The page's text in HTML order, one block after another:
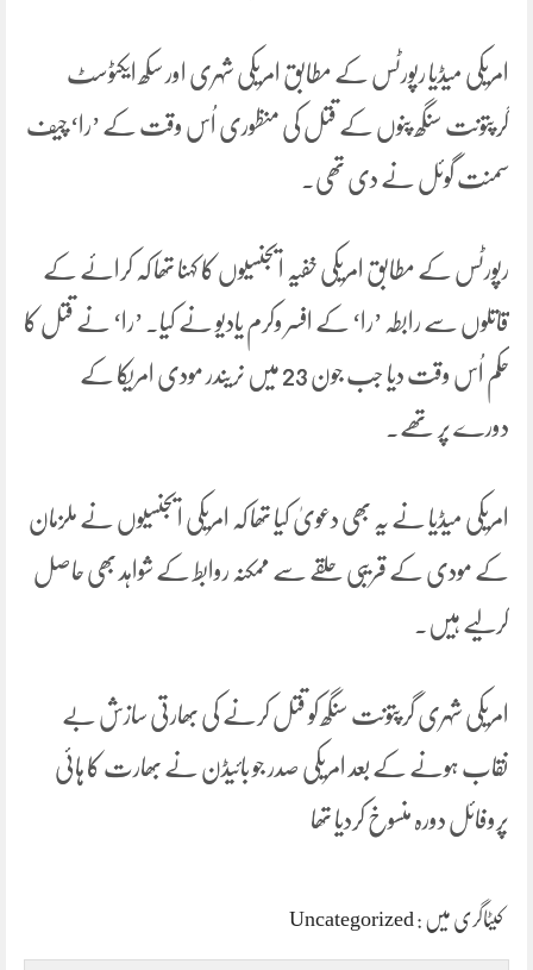
امریکی میڈیا رپورٹس کے مطابق امریکی شہری اور سکھ ایکٹوسٹ
گرپتونت سنگھ پنوں کے قتل کی منظوری اُس وقت کے ’را‘ چیف
سمنت گوئل نے دی تھی۔
رپورٹس کے مطابق امریکی خفیہ ایجنسیوں کا کہنا تھا کہ کرائے کے
قاتلوں سے رابطہ ’را‘ کے افسر وکرم یادیو نے کیا۔ ’را‘ نے قتل کا
حکم اُس وقت دیا جب جون 23 میں نریندر مودی امریکا کے
دورے پر تھے۔
امریکی میڈیا نے یہ بھی دعویٰ کیا تھا کہ امریکی ایجنسیوں نے ملزمان
کے مودی کے قریبی حلقے سے ممکنہ روابط کے شواہد بھی حاصل
کرلیے ہیں۔
امریکی شہری گرپتونت سنگھ کو قتل کرنے کی بھارتی سازش بے
نقاب ہونے کے بعد امریکی صدر جو بائیڈن نے بھارت کا ہائی
پروفائل دورہ منسوخ کردیا تھا
کیٹاگری میں : Uncategorized